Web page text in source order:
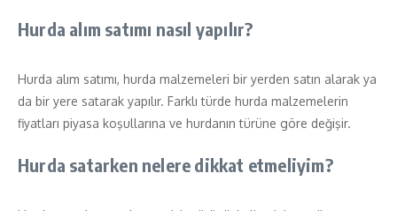
Hurda alım satımı nasıl yapılır?
Hurda alım satımı, hurda malzemeleri bir yerden satın alarak ya
da bir yere satarak yapılır. Farklı türde hurda malzemelerin
fiyatları piyasa koşullarına ve hurdanın türüne göre değişir.
Hurda satarken nelere dikkat etmeliyim?